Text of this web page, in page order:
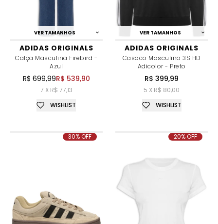
VER TAMANHOS
ADIDAS ORIGINALS
Calça Masculina Firebird -
Azul
R$ 699,99R$ 539,90
7 X R$ 77,13
WISHLIST
VER TAMANHOS
ADIDAS ORIGINALS
Casaco Masculino 3S HD
Adicolor - Preto
R$ 399,99
5 X R$ 80,00
WISHLIST
30% OFF 20% OFF